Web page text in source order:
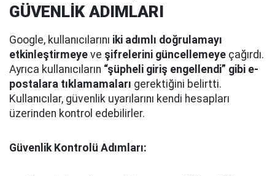
GÜVENLİK ADIMLARI
Google, kullanıcılarını iki adımlı doğrulamayı
etkinleştirmeye ve şifrelerini güncellemeye çağırdı.
Ayrıca kullanıcıların “şüpheli giriş engellendi” gibi e-
postalara tıklamamaları gerektiğini belirtti.
Kullanıcılar, güvenlik uyarılarını kendi hesapları
üzerinden kontrol edebilirler.
Güvenlik Kontrolü Adımları: